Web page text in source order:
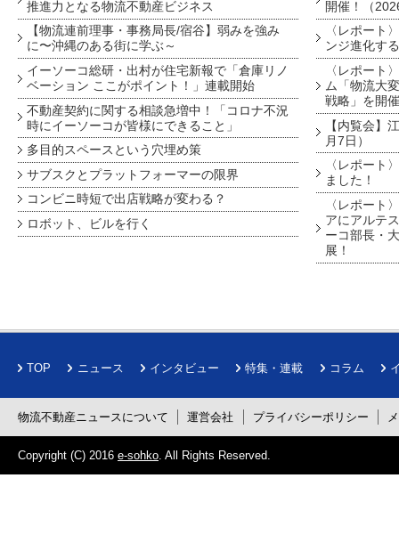
推進力となる物流不動産ビジネス
【物流連前理事・事務局長/宿谷】弱みを強み
に〜沖縄のある街に学ぶ～
イーソーコ総研・出村が住宅新報で「倉庫リノ
ベーション ここがポイント！」連載開始
不動産契約に関する相談急増中！「コロナ不況
時にイーソーコが皆様にできること」
多目的スペースという穴埋め策
サブスクとプラットフォーマーの限界
コンビニ時短で出店戦略が変わる？
ロボット、ビルを行く
開催！（
〈レポート
ンジ進化す
〈レポート
ム「物流大
戦略」を開
【内覧会】
月7日）
〈レポート
ました！
〈レポート
アにアルテ
ーコ部長・
展！
TOP ニュース インタビュー 特集・連載 コラム
物流不動産ニュースについて 運営会社 プライバシーポリシー
Copyright (C) 2016 e-sohko . All Rights Reserved.